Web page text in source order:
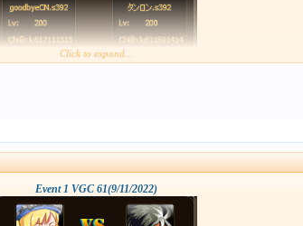
Click to expand...
Event 1 VGC 61(9/11/2022)